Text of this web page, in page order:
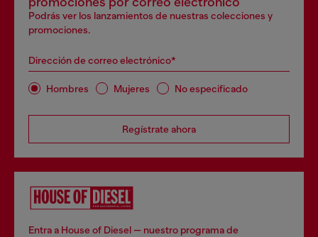
Podrás ver los lanzamientos de nuestras colecciones y
promociones.
Dirección de correo electrónico*
Hombres Mujeres No especificado
Regístrate ahora
Entra a House of Diesel — nuestro programa de